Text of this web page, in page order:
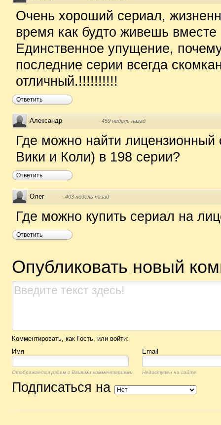
Очень хороший сериал,
время как будто живешь
Единственное упущение,
последние серии всегда
отличный.!!!!!!!!!!
Ответить
Александр · 459 недель назад
Где можно найти
Вики и Коли) в 198 серии?
Ответить
Олег · 403 недель назад
Где можно купить сериал на
Ответить
Опубликовать новый
Комментировать, как Гость, или войти:
Имя
Email
Отображается рядом с Вашими комментариями Недоступен на сайте.
Подписаться на